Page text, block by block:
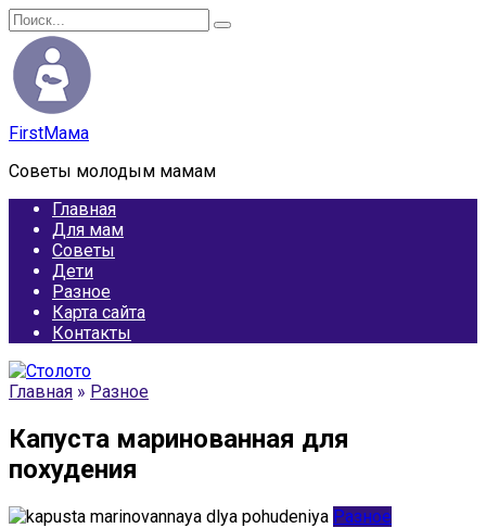
Перейти
к
содержанию
Search
for:
FirstМама
Советы молодым мамам
Главная
Для мам
Советы
Дети
Разное
Карта сайта
Контакты
Главная » Разное
Капуста маринованная для
похудения
Разное